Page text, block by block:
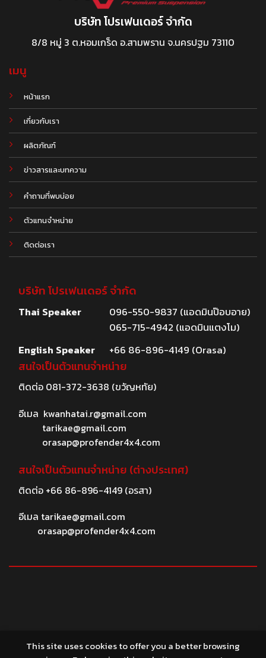
บริษัท โปรเฟนเดอร์ จำกัด
8/8 หมู่ 3 ต.หอมเกร็ด อ.สามพราน จ.นครปฐม 73110
เมนู
หน้าแรก
เกี่ยวกับเรา
ผลิตภัณฑ์
ข่าวสารและบทความ
.
คำถามที่พบบ่อย
ตัวแทนจำหน่าย
ติดต่อเรา
บริษัท โปรเฟนเดอร์ จำกัด
Thai Speaker
096-550-9837 (แอดมินป๊อบอาย)
065-715-4942 (แอดมินแตงโม)
English Speaker
+66 86-896-4149 (Orasa)
สนใจเป็นตัวแทนจำหน่าย
ติดต่อ 081-372-3638 (ขวัญหทัย)
อีเมล kwanhatai.r@gmail.com
tarikae@gmail.com
orasap@profender4x4.com
สนใจเป็นตัวแทนจำหน่าย (ต่างประเทศ)
ติดต่อ +66 86-896-4149(อรสา)
อีเมล tarikae@gmail.com
orasap@profender4x4.com
This site uses cookies to offer you a better browsing